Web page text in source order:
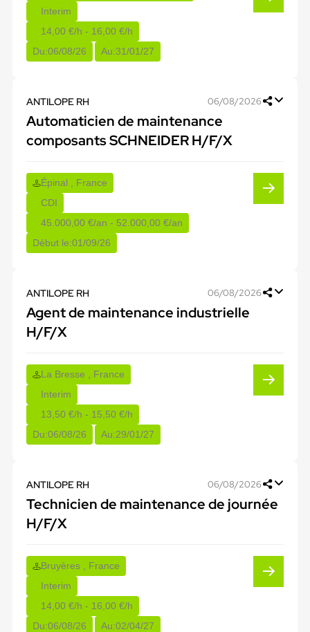
Interim
14,00 €/h - 16,00 €/h
Du:06/08/26 Au:31/01/27
ANTILOPE RH 06/08/2026
Automaticien de maintenance
composants SCHNEIDER H/F/X
Épinal , France
CDI
45.000,00 €/an - 52.000,00 €/an
Début le:01/09/26
ANTILOPE RH 06/08/2026
Agent de maintenance industrielle
H/F/X
La Bresse , France
Interim
13,50 €/h - 15,50 €/h
Du:06/08/26 Au:29/01/27
ANTILOPE RH 06/08/2026
Technicien de maintenance de journée
H/F/X
Bruyères , France
Interim
14,00 €/h - 16,00 €/h
Du:06/08/26 Au:02/04/27